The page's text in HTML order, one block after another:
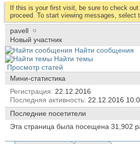
If this is your first visit, be sure to check out
proceed. To start viewing messages,
pavell
Новый участник
Найти сообщения
Найти темы
Просмотр статей
Мини-статистика
Регистрация 22.12.2016
Последняя активность 22.12.2016
Последние посетители
Эта страница была посещена 31,902